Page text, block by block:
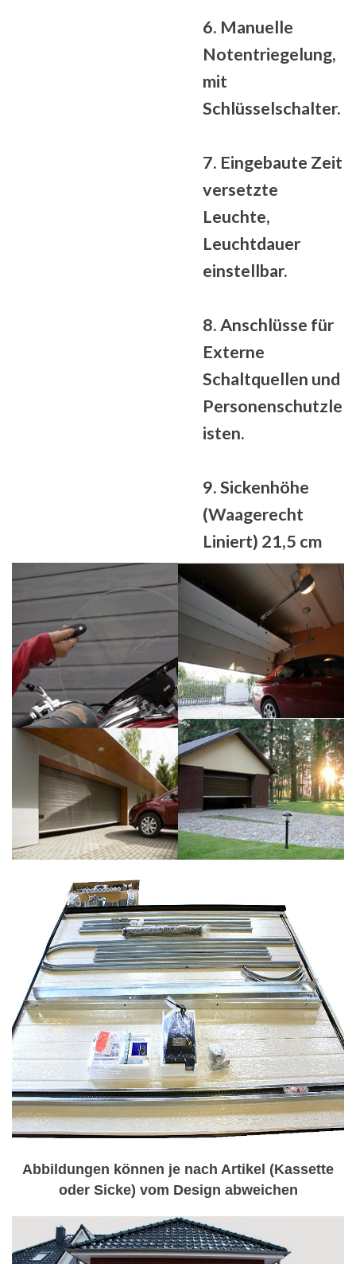
6. Manuelle
Notentriegelung,
mit
Schlüsselschalter.
7. Eingebaute Zeit
versetzte
Leuchte,
Leuchtdauer
einstellbar.
8. Anschlüsse für
Externe
Schaltquellen und
Personenschutzle
isten.
9. Sickenhöhe
(Waagerecht
Liniert) 21,5 cm
Abbildungen können je nach Artikel (Kassette
oder Sicke) vom Design abweichen